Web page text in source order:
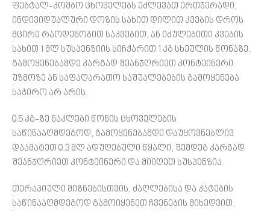
ფებტალ-კომბო ცხოველებს ეძლევათ ერთჯერადი,
ინდივიდუალური დოზის სახით დილით კვების დროს
მცირე რაოდენობით საკვებით, ან იძულებითი კვების
სახით 1 მლ სუსპენზიის სიჩქარით 1 კგ სხეულის წონაზე.
გამოყენებამდე კარგად შეანჯღრიეთ კონტეინერი.
უზმოზე ან საფაღარათო საშუალებების გამოყენება
საჭირო არ არის.
0.5 კგ-ზე ნაკლები წონის ცხოველების
საწინააღმდეგოდ, გამოყენებამდე დაუყოვნებლივ
დაამატეთ 0.3 მლ ადუღებული წყალი, შემდეგ კარგად
შეანჯღრიეთ კონტეინერი და მიიღეთ სუსპენზია.
თერაპიული მიზნებისთვის, ძაღლებისა და კატების
საწინააღმდეგოდ გამოიყენეთ ჩვენების მიხედვით,